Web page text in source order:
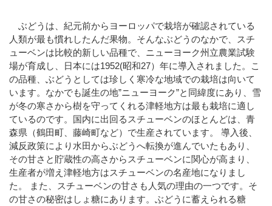
ぶどうは、紀元前からヨーロッパで栽培が確認されている
人類が最も慣れしたんだ果物。そんなぶどうのなかで、スチ
ューベンは比較的新しい品種で、ニューヨーク州立農業試験
場が育成し、日本には1952(昭和27）年に導入されました。こ
の品種、ぶどうとしては珍しく寒冷な地域での栽培は向いて
います。なかでも誕生の地”ニューヨーク”と同緯度にあり、雪
が冬の寒さから樹を守ってくれる津軽地方は最も栽培に適し
ているのです。国内に出回るスチューベンのほとんどは、青
森県（鶴田町、藤崎町など）で生産されています。 導入後、
減反政策により水田からぶどうへ転換が進んでいたもあり、
その甘さと貯蔵性の高さからスチューベンに関心が高まり、
生産者が増え津軽地方はスチューベンの名産地になりまし
た。 また、スチューベンの甘さも人気の理由の一つです。そ
の甘さの秘密はしょ糖にあります。ぶどうに蓄えられる糖